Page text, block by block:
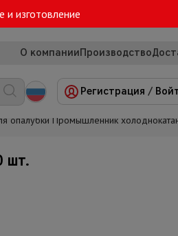
и изготовление
О компанииПроизводство
Регистрация /
опалубки Промышленник
шт.